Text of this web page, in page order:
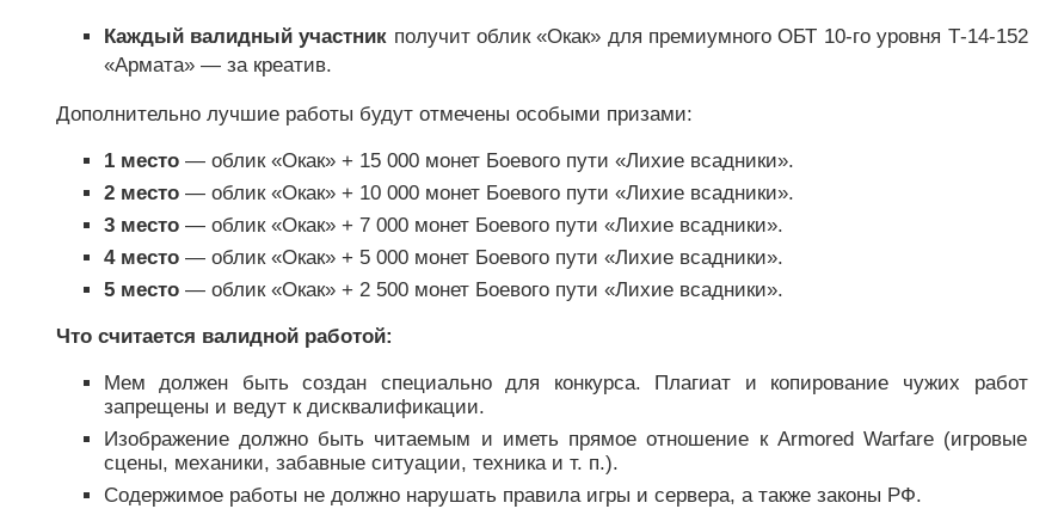
Каждый валидный участник получит облик «Окак» для премиумного ОБТ 10-го уровня Т-14-152
«Армата» — за креатив.
Дополнительно лучшие работы будут отмечены особыми призами:
1 место— облик «Окак» + 15 000 монет Боевого пути «Лихие всадники».
2 место— облик «Окак» + 10 000 монет Боевого пути «Лихие всадники».
3 место— облик «Окак» + 7 000 монет Боевого пути «Лихие всадники».
4 место— облик «Окак» + 5 000 монет Боевого пути «Лихие всадники».
5 место— облик «Окак» + 2 500 монет Боевого пути «Лихие всадники».
Что считается валидной работой:
Мем должен быть создан специально для конкурса. Плагиат и копирование чужих работ
запрещены и ведут к дисквалификации.
Изображение должно быть читаемым и иметь прямое отношение к Armored Warfare (игровые
сцены, механики, забавные ситуации, техника и т. п.).
Содержимое работы не должно нарушать правила игры и сервера, а также законы РФ.